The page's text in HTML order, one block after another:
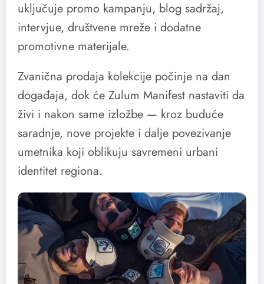
uključuje promo kampanju, blog sadržaj,
intervjue, društvene mreže i dodatne
promotivne materijale.
Zvanična prodaja kolekcije počinje na dan
događaja, dok će Zulum Manifest nastaviti da
živi i nakon same izložbe — kroz buduće
saradnje, nove projekte i dalje povezivanje
umetnika koji oblikuju savremeni urbani
identitet regiona.